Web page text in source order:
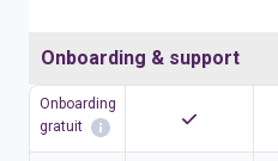
Onboarding & support
Onboarding
gratuit